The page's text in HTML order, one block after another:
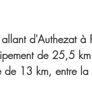
d'Authezat à
de 25,5 km
de 13 km, entre la